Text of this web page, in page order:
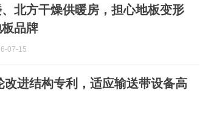
北方干燥供暖房，担心地板变形
品牌
07-15
进结构专利，适应输送带设备高